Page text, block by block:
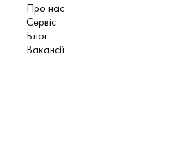
програмного забезпечення для
даних.
системами для
результатів.
можливості лікарів,
аналіз кардіограми, виявляти
Про нас
Сервіс
Блог
Вакансії